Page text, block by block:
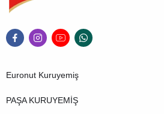
Euronut Kuruyemiş
PAŞA KURUYEMİŞ